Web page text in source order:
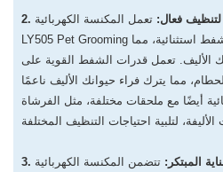
لتنظيف فعال:تعمل المكنسة الكهربائية LYYYOU
LY505 Pet Grooming بمحرك عالي الأداء، وتوفر قوة شفط استثنائية، مما
الأليف. تعمل قدرات الشفط القوية على
مما يترك فراء حيوانك الأليف ناعمًا
أيضًا مع ملحقات مختلفة، مثل الفرشاة
المبتكر:تتضمن المكنسة الكهربائية LYYYOU LY505 Pet